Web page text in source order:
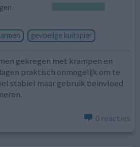
gevoelige kuitspier
gekregen met krampen en
praktisch onmogelijk om te
stabiel maar gebruik beinvloed
0 reacties